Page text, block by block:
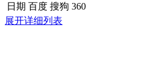
日期 百度 搜狗 360
展开详细列表